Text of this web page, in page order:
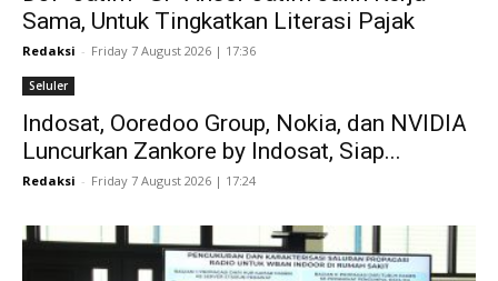
Sama, Untuk Tingkatkan Literasi Pajak
Redaksi - Friday 7 August 2026 | 17:36
Seluler
Indosat, Ooredoo Group, Nokia, dan NVIDIA
Luncurkan Zankore by Indosat, Siap...
Redaksi - Friday 7 August 2026 | 17:24